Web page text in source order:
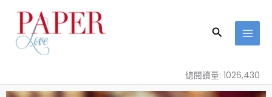
容
搜
總閱讀量: 1026,430